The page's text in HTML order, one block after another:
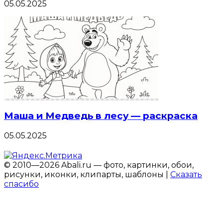
05.05.2025
Маша и Медведь в лесу — раскраска
05.05.2025
© 2010—2026 Abali.ru — фото, картинки, обои,
рисунки, иконки, клипарты, шаблоны | Сказать
спасибо